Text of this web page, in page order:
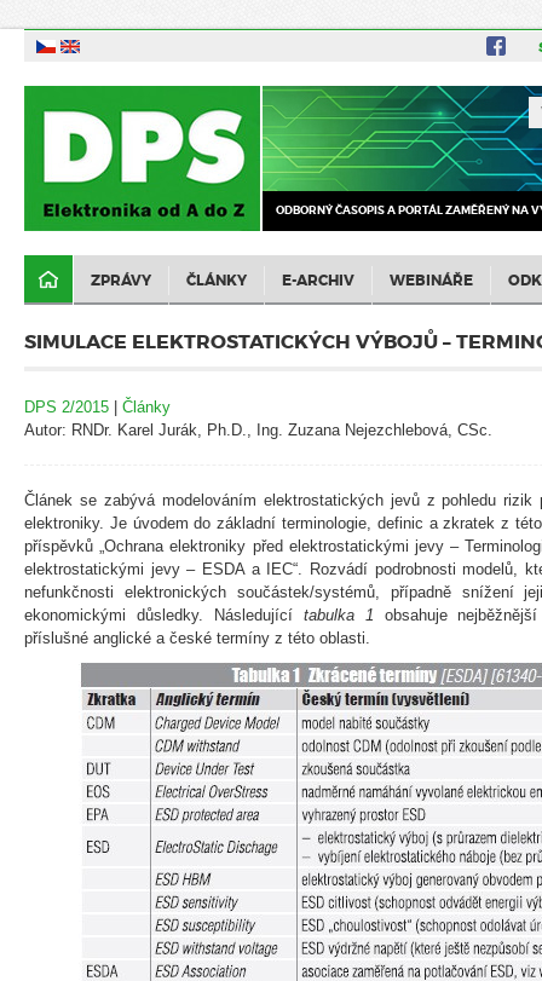
ODBORNÝ ČASOPIS A PORTÁL ZAMĚŘENÝ NA
ZPRÁVY ČLÁNKY E-ARCHIV WEBINÁŘE
SIMULACE ELEKTROSTATICKÝCH VÝBOJŮ –
DPS 2/2015 | Články
Autor: RNDr. Karel Jurák, Ph.D., Ing. Zuzana Nejezchlebová, CSc.
Článek se zabývá modelováním elektrostatických jevů z pohledu
elektroniky. Je úvodem do základní terminologie, definic a zkratek z
příspěvků „Ochrana elektroniky před elektrostatickými jevy –
elektrostatickými jevy – ESDA a IEC“. Rozvádí podrobnosti modelů,
nefunkčnosti elektronických součástek/systémů, případně snížení
ekonomickými důsledky. Následující tabulka 1 obsahuje
příslušné anglické a české termíny z této oblasti.